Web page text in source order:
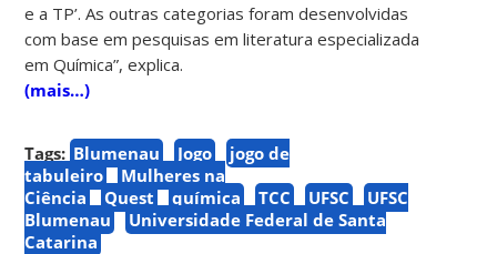
e a TP’. As outras categorias foram desenvolvidas
com base em pesquisas em literatura especializada
em Química”, explica.
(mais…)
Tags: Blumenau Jogo
jogo de
tabuleiro
Mulheres na
Ciência
Quest química TCC UFSC
UFSC
Blumenau
Universidade Federal de Santa
Catarina